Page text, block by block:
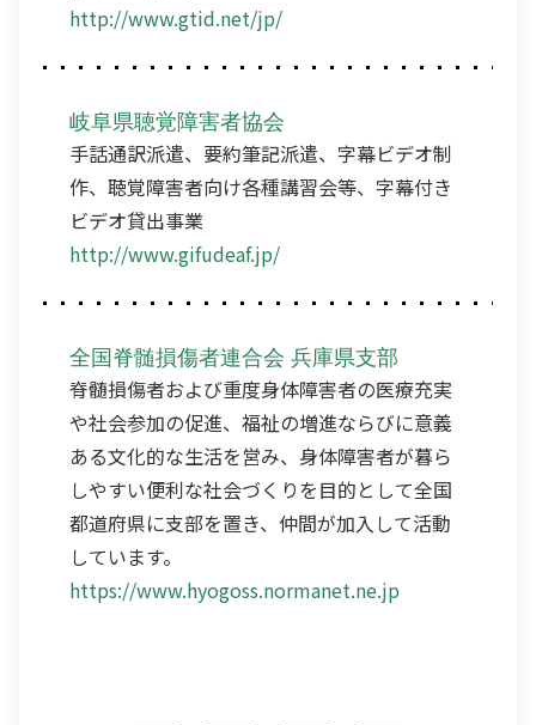
http://www.gtid.net/jp/
岐阜県聴覚障害者協会
手話通訳派遣、要約筆記派遣、字幕ビデオ制
作、聴覚障害者向け各種講習会等、字幕付き
ビデオ貸出事業
http://www.gifudeaf.jp/
全国脊髄損傷者連合会 兵庫県支部
脊髄損傷者および重度身体障害者の医療充実
や社会参加の促進、福祉の増進ならびに意義
ある文化的な生活を営み、身体障害者が暮ら
しやすい便利な社会づくりを目的として全国
都道府県に支部を置き、仲間が加入して活動
しています。
https://www.hyogoss.normanet.ne.jp